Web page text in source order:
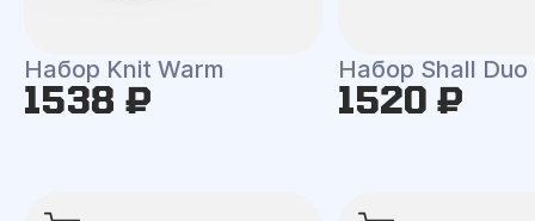
Набор Knit Warm
1538 ₽
Набор Shall Duo
1520 ₽